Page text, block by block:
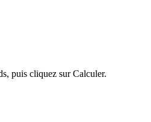
puis cliquez sur Calculer.